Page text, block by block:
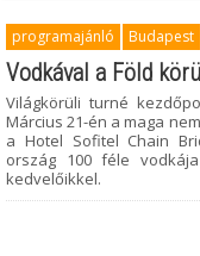
programajánló Budapest
Vodkával a Föld
Világkörüli turné
Március 21-én a maga
a Hotel Sofitel Chain
ország 100 féle
kedvelőikkel.